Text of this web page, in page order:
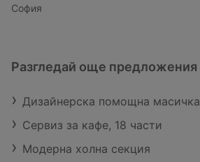
София
Разгледай още предложения
Дизайнерска помощна масичка
Сервиз за кафе, 18 части
Модерна холна секция